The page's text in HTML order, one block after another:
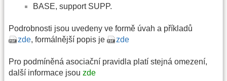
BASE, support SUPP.
Podrobnosti jsou uvedeny ve formě úvah a příkladů
zde, formálnější popis je zde
Pro podmíněná asociační pravidla platí stejná omezení,
další informace jsou zde